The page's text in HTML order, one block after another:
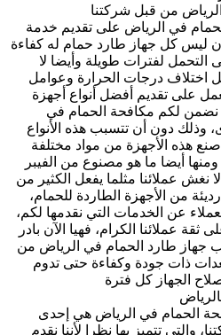
من قبل شركتنا
في الرياض على تقديم خدمة
ليس كل جهاز طارد حمام له كفاءة
التحمل لفترات طويلة وأيضا لا
اختلاف درجات الحرارة وعوامل
على تقديم أفضل أنواع أجهزة
نضمن لكم مكافحة الحمام في
وذلك دون أن تتسبب هذه الأنواع
هذه الأجهزة من مواد مختلفة
أيضا ما هو مصنوع من الفيبر
نغش عملائنا مثلما يفعل الكثير من
من الأجهزة الطاردة للحمام،
عن الخدمات التي نقدمها لكم،
عملائنا الكرام، فهيا الآن بادر
جهاز طارد الحمام في الرياض من
ذات جودة وكفاءة حتى تدوم
الجهاز كل فترة
الحمام في الرياض هي إحدى
والتي تتميز بها نظرا لأننا نقدم